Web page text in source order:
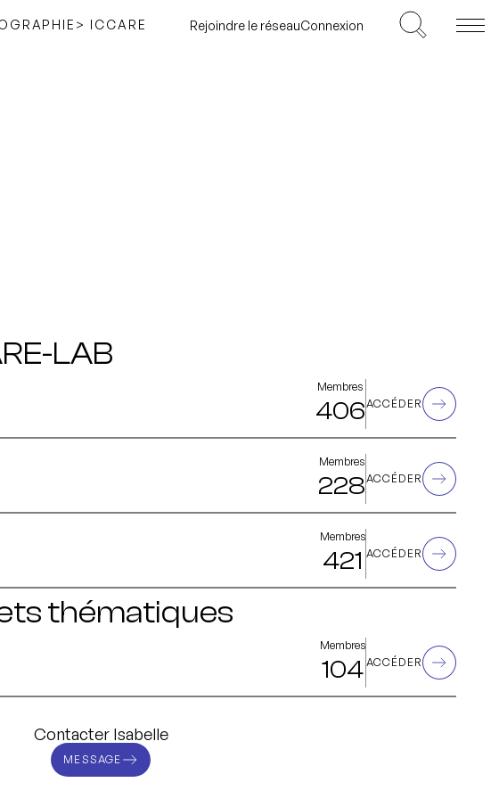
> ICCARE Rejoindre le réseauConnexion
LAB
Membres
406ACCÉDER
Membres
228ACCÉDER
Membres
421 ACCÉDER
thématiques
Membres
104 ACCÉDER
Contacter Isabelle
MESSAGE